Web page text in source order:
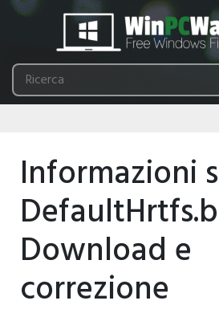
Informazioni
Download e
correzione